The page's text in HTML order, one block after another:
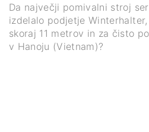
Da največji pomivalni stroj
izdelalo podjetje
skoraj 11 metrov in za čisto
v Hanoju (Vietnam)?